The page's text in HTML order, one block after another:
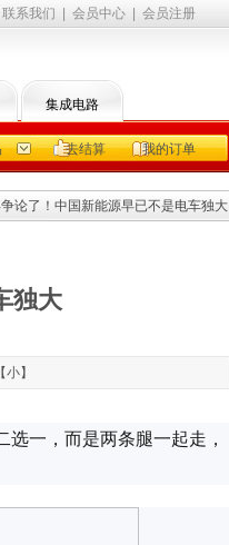
集成电路
联系我们 会员中心 会员注册
去结算 我的订单
独大
小】
一，而是两条腿一起走，
论了！中国新能源早已不是电车独大